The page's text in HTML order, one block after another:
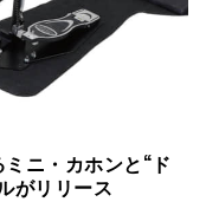
ニ・カホンと“ド
がリリース